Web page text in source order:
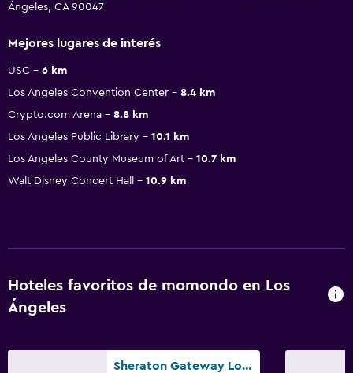
Ángeles, CA 90047
Mejores lugares de interés
USC
6 km
Los Angeles Convention Center
8.4 km
Crypto.com Arena
8.8 km
Los Angeles Public Library
10.1 km
Los Angeles County Museum of Art
10.7 km
Walt Disney Concert Hall
10.9 km
Hoteles favoritos de momondo en Los
Ángeles
Sheraton Gateway Los Angeles Hotel